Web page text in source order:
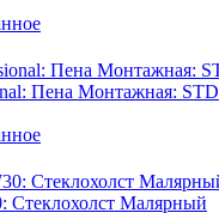
Пена Монтажная: STD
Стеклохолст Малярный